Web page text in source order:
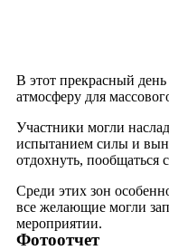
В этот прекрасный
атмосферу для
Участники могли
испытанием силы и
отдохнуть,
Среди этих зон
все желающие могли
мероприятии.
Фотоотчет